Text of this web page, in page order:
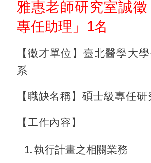
雅惠老師研究室誠徵
專任助理」1名
【徵才單位】臺北醫學大
系
【職缺名稱】碩士級專任研
【工作內容】
執行計畫之相關業務